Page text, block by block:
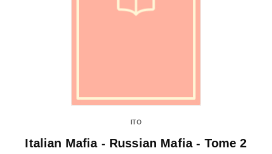
ITO
Italian Mafia - Russian Mafia - Tome 2